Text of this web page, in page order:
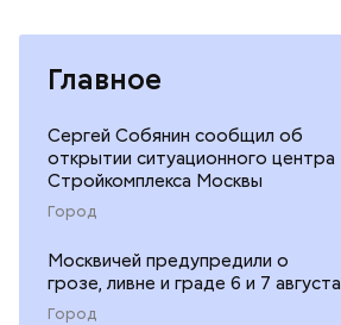
Главное
Сергей Собянин сообщил об
открытии ситуационного центра
Стройкомплекса Москвы
Город
Москвичей предупредили о
грозе, ливне и граде 6 и 7 августа
Город